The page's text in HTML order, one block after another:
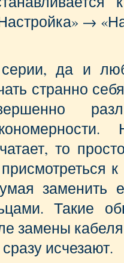
→
да и
странно
то
заменить
Такие
замены
исчезают.